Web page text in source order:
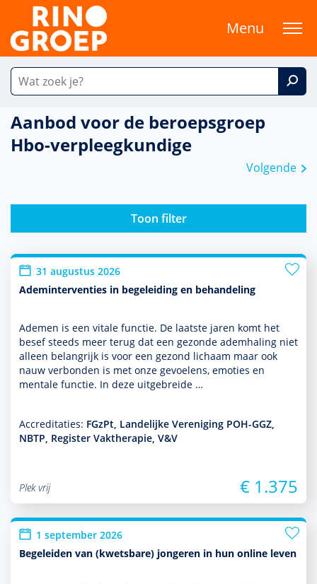
Menu
Aanbod voor de beroepsgroep
Hbo-verpleegkundige
Volgende
Toon filter
31 augustus 2026
Ademinterventies in begeleiding en behandeling
Ademen is een vitale functie. De laatste jaren komt het
besef steeds meer terug dat een gezonde ademhaling niet
alleen belang­rijk is voor een gezond lichaam maar ook
nauw verbonden is met onze gevoelens, emoties en
mentale functie. In deze uit­ge­breide …
Accreditaties: FGzPt, Landelijke Vereniging POH-GGZ,
NBTP, Register Vaktherapie, V&V
Plek vrij € 1.375
1 september 2026
Begeleiden van (kwetsbare) jongeren in hun online leven